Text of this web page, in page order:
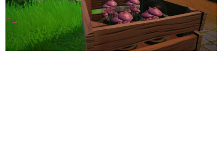
カテゴリ
特集記事